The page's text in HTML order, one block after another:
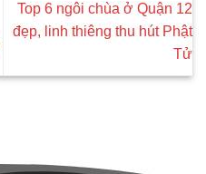
Top 6 ngôi chùa ở Quận 12
đẹp, linh thiêng thu hút Phật
Tử